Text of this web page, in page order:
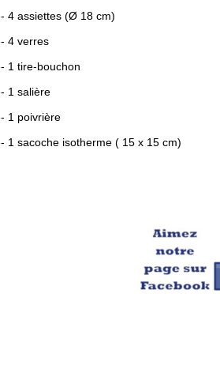
- 4 assiettes (Ø 18 cm)
- 4 verres
- 1 tire-bouchon
- 1 salière
- 1 poivrière
- 1 sacoche isotherme ( 15 x 15 cm)